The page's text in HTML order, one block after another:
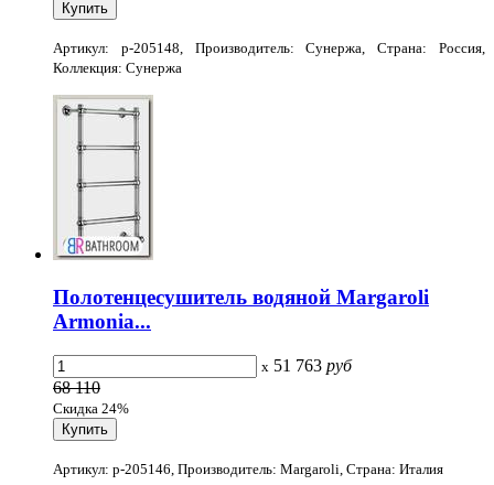
Артикул: p-205148, Производитель: Сунержа, Страна: Россия,
Коллекция: Сунержа
Полотенцесушитель водяной Margaroli
Armonia...
x 51 763 руб
68 110
Скидка 24%
Артикул: p-205146, Производитель: Margaroli, Страна: Италия